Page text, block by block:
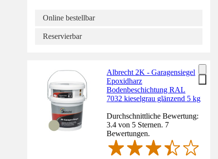
Online bestellbar
Reservierbar
Albrecht 2K - Garagensiegel
Epoxidharz
Bodenbeschichtung RAL
7032 kieselgrau glänzend 5 kg
Durchschnittliche Bewertung:
3.4 von 5 Sternen. 7
Bewertungen.